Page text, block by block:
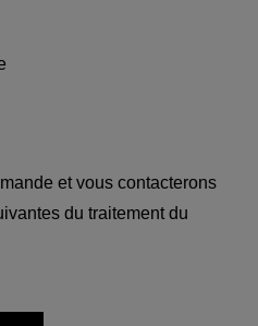
et vous contacterons
du traitement du